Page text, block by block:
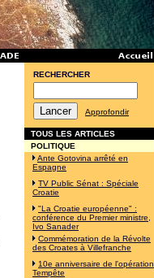
RECHERCHER
Approfondir
TOUS LES ARTICLES
POLITIQUE
Ante Gotovina arrêté en
Espagne
TV Public Sénat : Spéciale
Croatie
"La Croatie européenne" :
conférence du Premier ministre,
Ivo Sanader
Commémoration de la Révolte
des Croates à Villefranche
10e anniversaire de l'opération
Tempête